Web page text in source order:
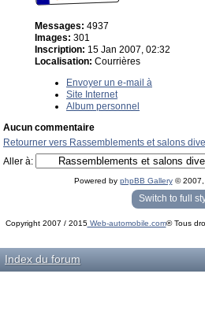
Messages: 4937
Images: 301
Inscription: 15 Jan 2007, 02:32
Localisation: Courrières
Envoyer un e-mail à
Site Internet
Album personnel
Aucun commentaire
Retourner vers Rassemblements et salons
Aller à:
Powered by phpBB Gallery© 2007,
« phpBB Gallery » - Traduction française par
Switch to full
Copyright 2007 / 2015Web-automobile.com® Tous
Index du forum